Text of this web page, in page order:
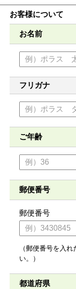
お客様について
お名前
フリガナ
ご年齢
郵便番号
郵便番号
（郵便番号を入
い。）
都道府県